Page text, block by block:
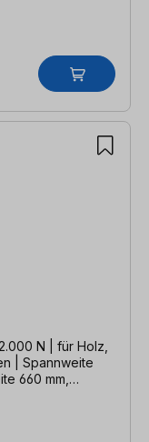
N | für Holz,
| Spannweite
660 mm,